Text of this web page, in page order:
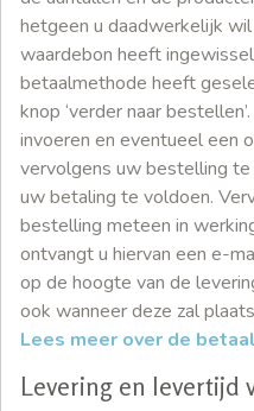
hetgeen u daadwerkelijk
waardebon heeft
betaalmethode heeft
knop ‘verder naar
invoeren en eventueel een
vervolgens uw bestelling te
uw betaling te voldoen.
bestelling meteen in
ontvangt u hiervan een e-
op de hoogte van de
ook wanneer deze zal
Lees meer over de
Levering en levertijd